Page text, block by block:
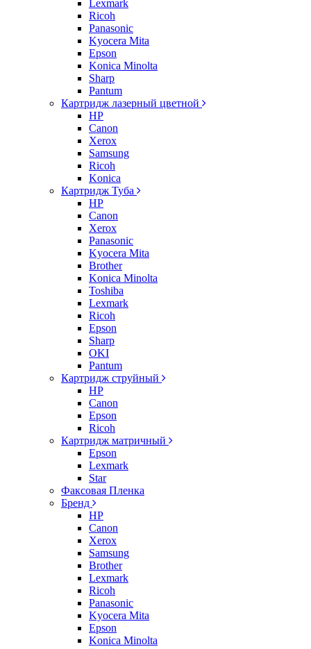
Lexmark
Ricoh
Panasonic
Kyocera Mita
Epson
Konica Minolta
Sharp
Pantum
Картридж лазерный цветной
HP
Canon
Xerox
Samsung
Ricoh
Konica
Картридж Туба
HP
Canon
Xerox
Panasonic
Kyocera Mita
Brother
Konica Minolta
Toshiba
Lexmark
Ricoh
Epson
Sharp
OKI
Pantum
Картридж струйный
HP
Canon
Epson
Ricoh
Картридж матричный
Epson
Lexmark
Star
Факсовая Пленка
Бренд
HP
Canon
Xerox
Samsung
Brother
Lexmark
Ricoh
Panasonic
Kyocera Mita
Epson
Konica Minolta